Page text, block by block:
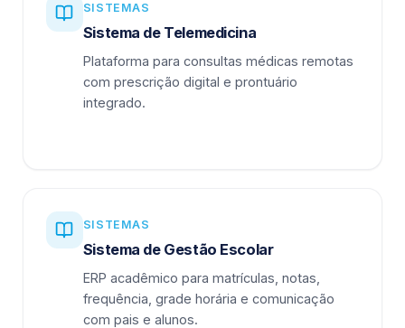
SISTEMAS
Sistema de Telemedicina
Plataforma para consultas médicas remotas
com prescrição digital e prontuário
integrado.
SISTEMAS
Sistema de Gestão Escolar
ERP acadêmico para matrículas, notas,
frequência, grade horária e comunicação
com pais e alunos.